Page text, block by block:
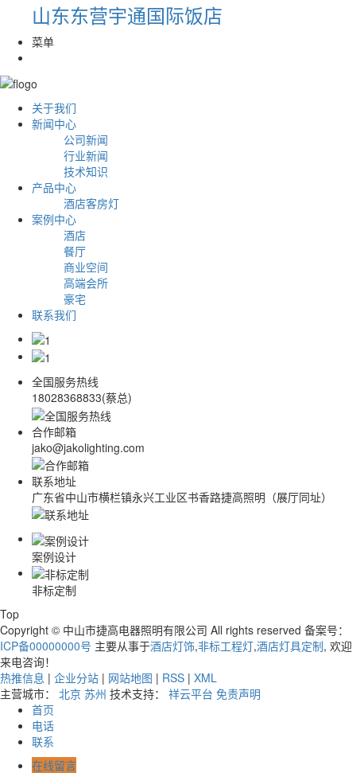
山东东营宇通国际饭店
菜单
关于我们
新闻中心
公司新闻
行业新闻
技术知识
产品中心
酒店客房灯
案例中心
酒店
餐厅
商业空间
高端会所
豪宅
联系我们
全国服务热线
18028368833(蔡总)
合作邮箱
jako@jakolighting.com
联系地址
广东省中山市横栏镇永兴工业区书香路捷高照明（展厅同址）
案例设计
非标定制
Top
Copyright © 中山市捷高电器照明有限公司 All rights reserved 备案号：
ICP备00000000号 主要从事于酒店灯饰,非标工程灯,酒店灯具定制, 欢迎
来电咨询！
热推信息 | 企业分站 | 网站地图 | RSS | XML
主营城市： 北京 苏州 技术支持： 祥云平台 免责声明
首页
电话
联系
在线留言